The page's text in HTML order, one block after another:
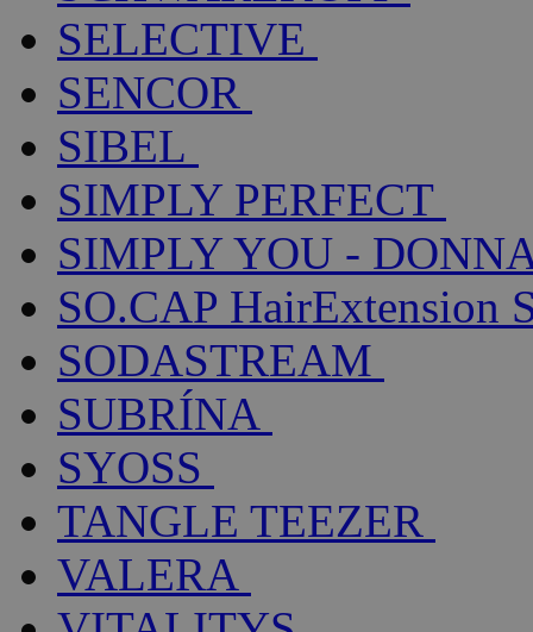
SELECTIVE
SENCOR
SIBEL
SIMPLY PERFECT
SIMPLY YOU -
SO.CAP HairExtension
SODASTREAM
SUBRÍNA
SYOSS
TANGLE TEEZER
VALERA